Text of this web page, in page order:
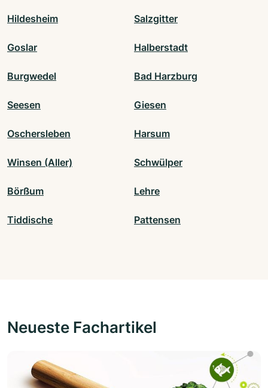
Hildesheim Salzgitter
Goslar Halberstadt
Burgwedel Bad Harzburg
Seesen Giesen
Oschersleben Harsum
Winsen (Aller) Schwülper
Börßum Lehre
Tiddische Pattensen
Neueste Fachartikel